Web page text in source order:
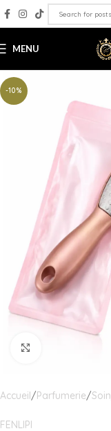
MENU
-10%
Accueil Parfumerie Soin
FENLIPI